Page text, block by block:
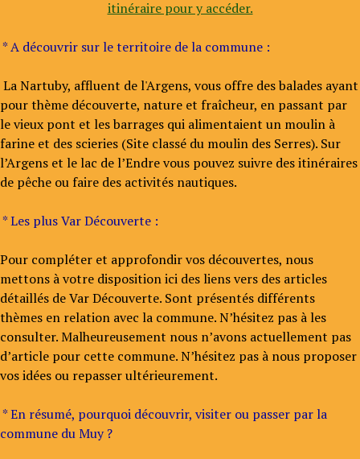
itinéraire pour y accéder.
* A découvrir sur le territoire de la commune :
La Nartuby, affluent de l'Argens, vous offre des balades ayant
pour thème découverte, nature et fraîcheur, en passant par
le vieux pont et les barrages qui alimentaient un moulin à
farine et des scieries (Site classé du moulin des Serres). Sur
l’Argens et le lac de l’Endre vous pouvez suivre des itinéraires
de pêche ou faire des activités nautiques.
* Les plus Var Découverte :
Pour compléter et approfondir vos découvertes, nous
mettons à votre disposition ici des liens vers des articles
détaillés de Var Découverte. Sont présentés différents
thèmes en relation avec la commune. N’hésitez pas à les
consulter. Malheureusement nous n’avons actuellement pas
d’article pour cette commune. N’hésitez pas à nous proposer
vos idées ou repasser ultérieurement.
* En résumé, pourquoi découvrir, visiter ou passer par la
commune du Muy ?